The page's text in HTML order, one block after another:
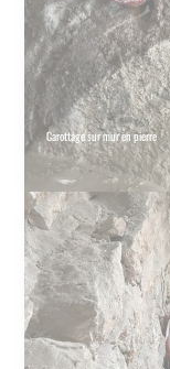
Carottage sur mur en pierre